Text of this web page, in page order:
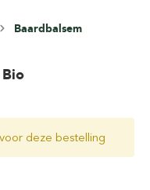
Baardbalsem
deze bestelling